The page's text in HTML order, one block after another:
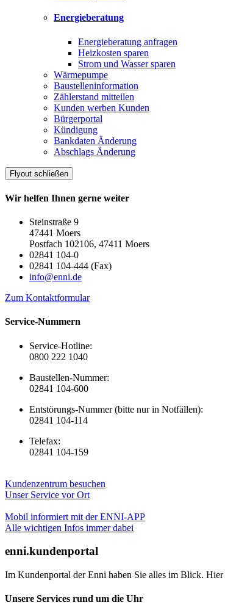
Energieberatung
Energieberatung anfragen
Heizkosten sparen
Strom und Wasser sparen
Wärmepumpe
Baustelleninformation
Zählerstand mitteilen
Kunden werben Kunden
Bürgerportal
Kündigung
Bankdaten Änderung
Abschlags Änderung
Flyout schließen
Wir helfen Ihnen gerne weiter
Steinstraße 9
47441 Moers
Postfach 102106, 47411 Moers
02841 104-0
02841 104-444 (Fax)
info@enni.de
Zum Kontaktformular
Service-Nummern
Service-Hotline:
0800 222 1040
Baustellen-Nummer:
02841 104-600
Entstörungs-Nummer (bitte nur in Notfällen):
02841 104-114
Telefax:
02841 104-159
Kundenzentrum besuchen
Unser Service vor Ort
Mobil informiert mit der ENNI-APP
Alle wichtigen Infos immer dabei
enni.kundenportal
Im Kundenportal der Enni haben Sie alles im Blick.
Unsere Services rund um die Uhr